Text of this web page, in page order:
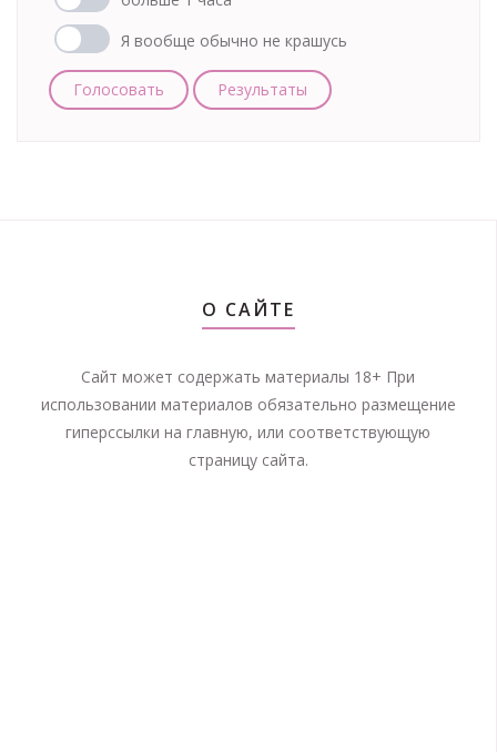
Я вообще обычно не крашусь
Голосовать Результаты
О САЙТЕ
Сайт может содержать материалы 18+ При
использовании материалов обязательно размещение
гиперссылки на главную, или соответствующую
страницу сайта.